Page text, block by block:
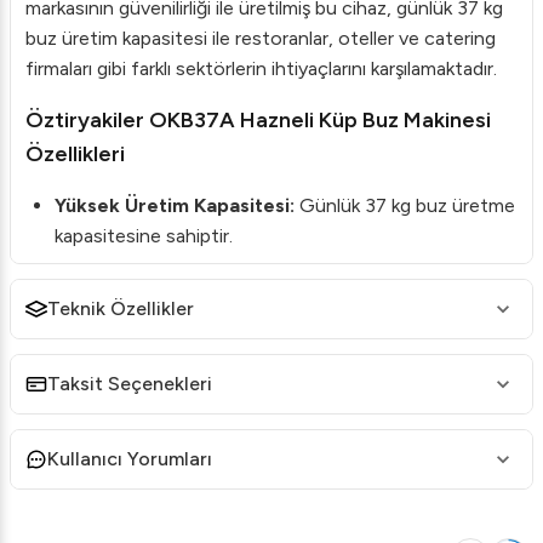
markasının güvenilirliği ile üretilmiş bu cihaz, günlük 37 kg
buz üretim kapasitesi ile restoranlar, oteller ve catering
firmaları gibi farklı sektörlerin ihtiyaçlarını karşılamaktadır.
Öztiryakiler OKB37A Hazneli Küp Buz Makinesi
Özellikleri
Yüksek Üretim Kapasitesi: Günlük 37 kg buz üretme
kapasitesine sahiptir.
Hava Soğutmalı Sistem:Daha düşük enerji tüketimi
sağlar.
Geniş Saklama Haznesi:16 kg buz saklama
kapasitesi ile kullanım kolaylığı sunar.
Full Küp Buz Tipi:Kaliteli ve dayanıklı buz üretir.
Kompakt Tasarım:
Kullanım alanınızı en verimli şekilde
değerlendirir.
Teknik Özellikler
Taksit Seçenekleri
Kullanıcı Yorumları